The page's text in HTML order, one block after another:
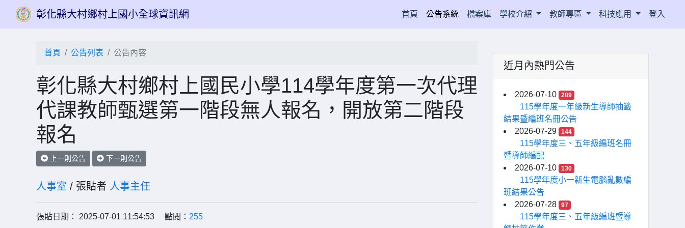
彰化縣大村鄉村上國小全球資訊網 首頁(current)
公告系統 檔案庫 學校介紹 教師專區 科技應用 登入
首頁 公告列表 公告內容
彰化縣大村鄉村上國民小學114學年度第一次代理
代課教師甄選第一階段無人報名，開放第二階段
報名
上一則公告 下一則公告
人事室 / 張貼者 人事主任
張貼日期： 2025-07-01 11:54:53 點閱： 255
近月內熱門公告
2026-07-10 289
115學年度一年級新生導師抽籤
結果暨編班名冊公告
2026-07-29
144
115學年度三、五年級編班名冊
暨導師編配
2026-07-10
130
115學年度小一新生電腦亂數編
班結果公告
2026-07-28
97
115學年度三、五年級編班暨導